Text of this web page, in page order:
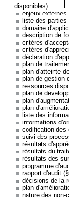
disponibles) :
enjeux externes
liste des parties
domaine
description de
critères
critères
déclaration
plan de
plan d'atteinte
plan de gestion
ressources
plan de
plan
plan
liste des
informations
codification des
suivi des
résultats
résultats du
résultats des
programme
rapport d'audit
décisions de la
plan
nature des non-